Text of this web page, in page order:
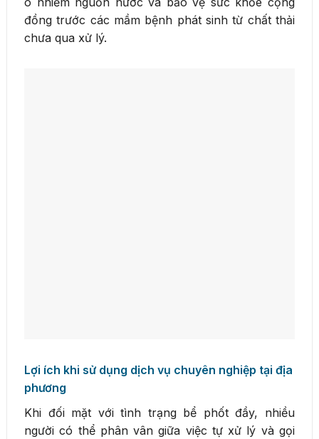
đồng trước các mầm bệnh phát sinh từ chất thải
chưa qua xử lý.
Lợi ích khi sử dụng dịch vụ chuyên nghiệp tại địa
phương
Khi đối mặt với tình trạng bể phốt đầy, nhiều
người có thể phân vân giữa việc tự xử lý và gọi